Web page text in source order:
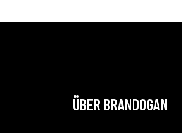
ÜBER BRANDOGAN